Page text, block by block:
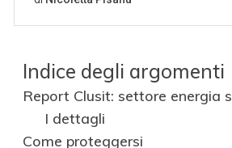
Indice degli argomenti
Report Clusit: settore energia
I dettagli
Come proteggersi